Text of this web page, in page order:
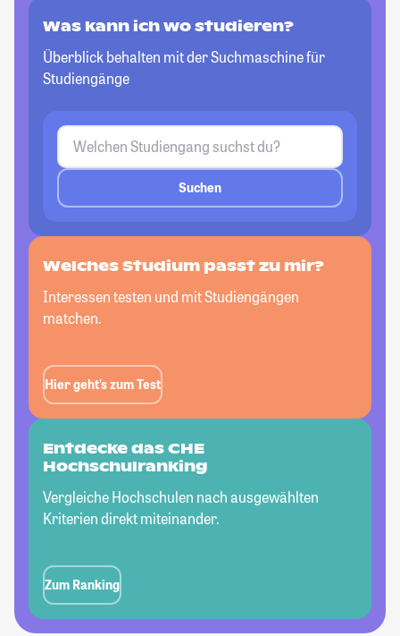
Was kann ich wo studieren?
Überblick behalten mit der Suchmaschine für
Studiengänge
Suchen
Welches Studium passtzu mir?
Interessen testen und mit Studiengängen
matchen.
Hier geht’s zum Test
Entdecke das CHE
Hochschulranking
Vergleiche Hochschulen nach ausgewählten
Kriterien direkt miteinander.
Zum Ranking